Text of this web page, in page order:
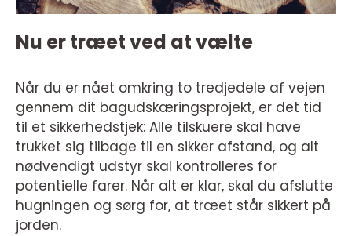
Nu er træet ved at vælte
Når du er nået omkring to tredjedele af vejen
gennem dit bagudskæringsprojekt, er det tid
til et sikkerhedstjek: Alle tilskuere skal have
trukket sig tilbage til en sikker afstand, og alt
nødvendigt udstyr skal kontrolleres for
potentielle farer. Når alt er klar, skal du afslutte
hugningen og sørg for, at træet står sikkert på
jorden.